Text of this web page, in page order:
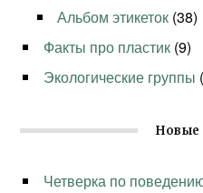
Альбом этикеток (38)
Факты про пластик (9)
Экологические группы
Новые
Четверка по